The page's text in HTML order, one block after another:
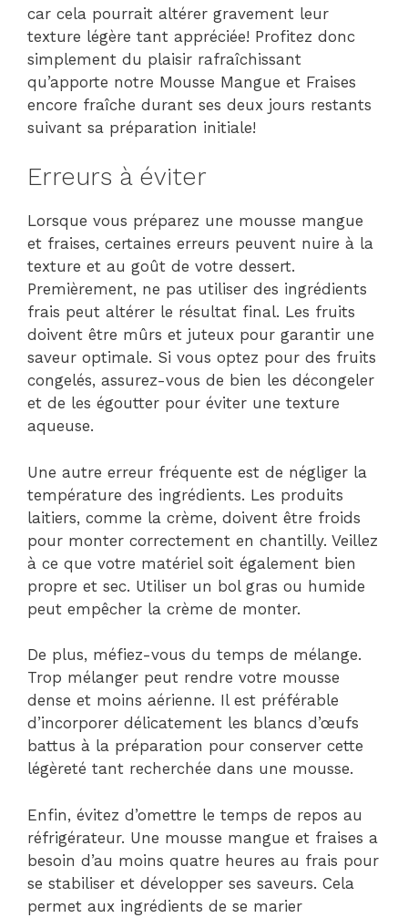
car cela pourrait altérer gravement leur
texture légère tant appréciée! Profitez donc
simplement du plaisir rafraîchissant
qu’apporte notre Mousse Mangue et Fraises
encore fraîche durant ses deux jours restants
suivant sa préparation initiale!
Erreurs à éviter
Lorsque vous préparez une mousse mangue
et fraises, certaines erreurs peuvent nuire à la
texture et au goût de votre dessert.
Premièrement, ne pas utiliser des ingrédients
frais peut altérer le résultat final. Les fruits
doivent être mûrs et juteux pour garantir une
saveur optimale. Si vous optez pour des fruits
congelés, assurez-vous de bien les décongeler
et de les égoutter pour éviter une texture
aqueuse.
Une autre erreur fréquente est de négliger la
température des ingrédients. Les produits
laitiers, comme la crème, doivent être froids
pour monter correctement en chantilly. Veillez
à ce que votre matériel soit également bien
propre et sec. Utiliser un bol gras ou humide
peut empêcher la crème de monter.
De plus, méfiez-vous du temps de mélange.
Trop mélanger peut rendre votre mousse
dense et moins aérienne. Il est préférable
d’incorporer délicatement les blancs d’œufs
battus à la préparation pour conserver cette
légèreté tant recherchée dans une mousse.
Enfin, évitez d’omettre le temps de repos au
réfrigérateur. Une mousse mangue et fraises a
besoin d’au moins quatre heures au frais pour
se stabiliser et développer ses saveurs. Cela
permet aux ingrédients de se marier